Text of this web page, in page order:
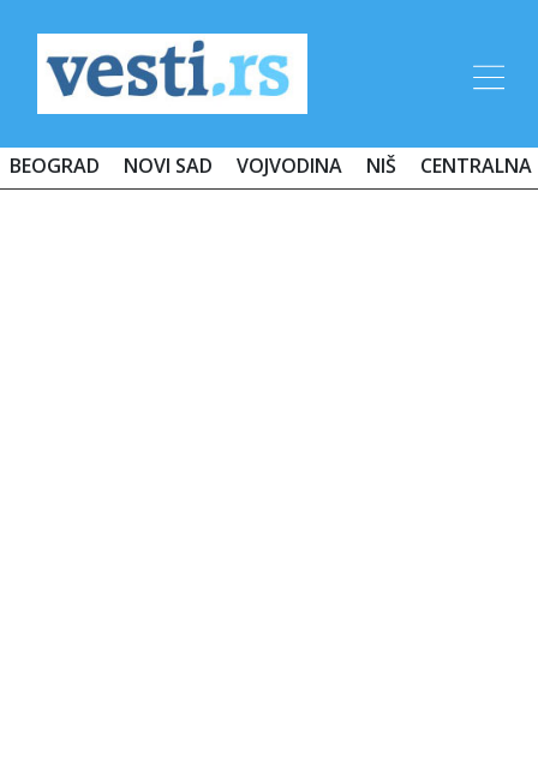
BEOGRAD NOVI SAD VOJVODINA NIŠ CENTRALNA